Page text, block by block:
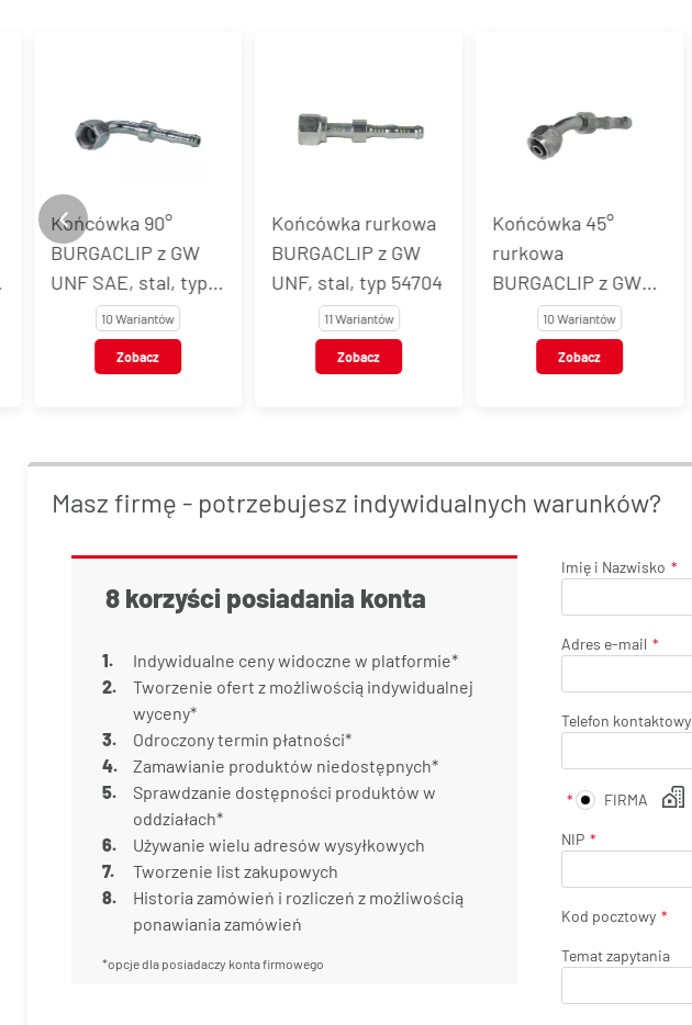
Końcówka 90°
BURGACLIP z GW
UNF SAE, stal, typ
10 Wariantów
Zobacz
Końcówka rurkowa
BURGACLIP z GW
UNF, stal, typ 54704
11 Wariantów
Zobacz
Końcówka 45°
rurkowa
BURGACLIP z GW
UNF, stal, typ 54705
10 Wariantów
Zobacz
Masz firmę - potrzebujesz indywidualnych warunków?
8 korzyści posiadania konta
Indywidualne ceny widoczne w platformie*
Tworzenie ofert z możliwością indywidualnej
wyceny*
Odroczony termin płatności*
Zamawianie produktów niedostępnych*
Sprawdzanie dostępności produktów w
oddziałach*
Używanie wielu adresów wysyłkowych
Tworzenie list zakupowych
Historia zamówień i rozliczeń z możliwością
ponawiania zamówień
*opcje dla posiadaczy konta firmowego
Imię i Nazwisko
Adres e-mail
Telefon kontaktowy
FIRMA
NIP
Kod pocztowy
Temat zapytania